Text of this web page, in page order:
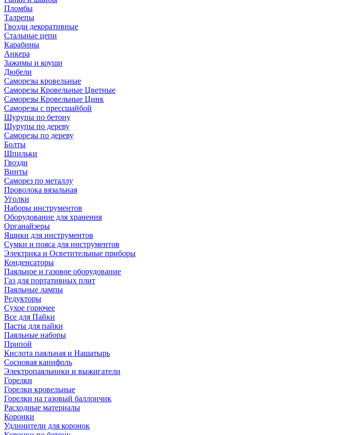
Пломбы
Талрепы
Гвозди декоративные
Стальные цепи
Карабины
Анкера
Зажимы и коуши
Дюбели
Саморезы кровельные
Саморезы Кровельные Цветные
Саморезы Кровельные Цинк
Саморезы с прессшайбой
Шурупы по бетону
Шурупы по дереву
Саморезы по дереву
Болты
Шпильки
Гвозди
Винты
Саморез по металлу
Проволока вязальная
Уголки
Наборы инструментов
Оборудование для хранения
Органайзеры
Ящики для инструментов
Сумки и пояса для инструментов
Электрика и Осветительные приборы
Конденсаторы
Паяльное и газовое оборудование
Газ для портативных плит
Паяльные лампы
Редукторы
Сухое горючее
Все для Пайки
Пасты для пайки
Паяльные наборы
Припой
Кислота паяльная и Нашатырь
Сосновая канифоль
Электропаяльники и выжигатели
Горелки
Горелки кровельные
Горелки на газовый баллончик
Расходные материалы
Коронки
Удлинители для коронок